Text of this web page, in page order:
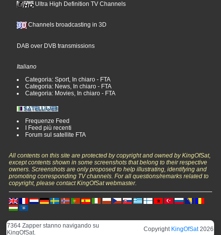
Ultra High Definition TV Channels
Channels broadcasting in 3D
DAB over DVB transmissions
Italiano
Categoria: Sport, In chiaro - FTA
Categoria: News, In chiaro - FTA
Categoria: Movies, In chiaro - FTA
Frequenze Feed
I Feed più recenti
Forum sul satellite FTA
All contents on this site are protected by copyright and owned by KingOfSat,
except contents shown in some screenshots that belong to their respective
owners. Screenshots are only proposed to help illustrating, identifying and
promoting corresponding TV channels. For all questions/remarks related to
copyright, please contact KingOfSat webmaster.
7364 Zapper stanno navigando su
KingOfSat.
Copyright KingOfSat2026